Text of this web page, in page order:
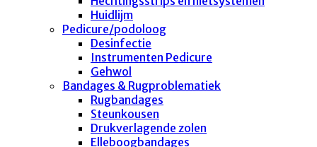
Huidlijm
Pedicure/podoloog
Desinfectie
Instrumenten Pedicure
Gehwol
Bandages & Rugproblematiek
Rugbandages
Steunkousen
Drukverlagende zolen
Elleboogbandages